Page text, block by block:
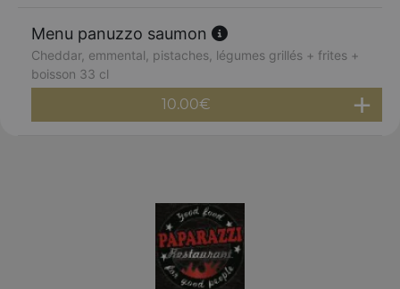
Menu panuzzo saumon
Cheddar, emmental, pistaches, légumes grillés + frites +
boisson 33 cl
10.00€